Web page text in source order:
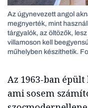
Az úgynevezett angol
megnyerték, mint
tárgyalók, az öltözők,
villamoson kell
műhelyben készíthetik.
Az 1963-ban
ami sosem